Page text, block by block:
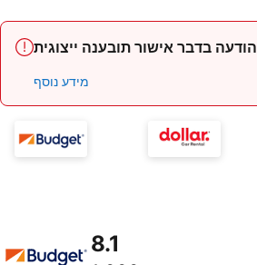
הודעה בדבר אישור תובענה ייצוגית
מידע נוסף
8.1